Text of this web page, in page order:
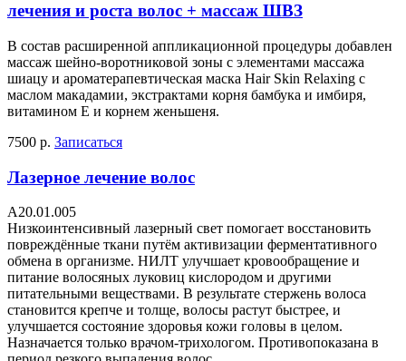
лечения и роста волос + массаж ШВЗ
В состав расширенной аппликационной процедуры добавлен
массаж шейно-воротниковой зоны с элементами массажа
шиацу и ароматерапевтическая маска Hair Skin Relaxing с
маслом макадамии, экстрактами корня бамбука и имбиря,
витамином Е и корнем женьшеня.
7500 р. Записаться
Лазерное лечение волос
А20.01.005
Низкоинтенсивный лазерный свет помогает восстановить
повреждённые ткани путём активизации ферментативного
обмена в организме. НИЛТ улучшает кровообращение и
питание волосяных луковиц кислородом и другими
питательными веществами. В результате стержень волоса
становится крепче и толще, волосы растут быстрее, и
улучшается состояние здоровья кожи головы в целом.
Назначается только врачом-трихологом. Противопоказана в